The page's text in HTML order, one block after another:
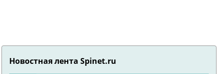
Новостная лента Spinet.ru